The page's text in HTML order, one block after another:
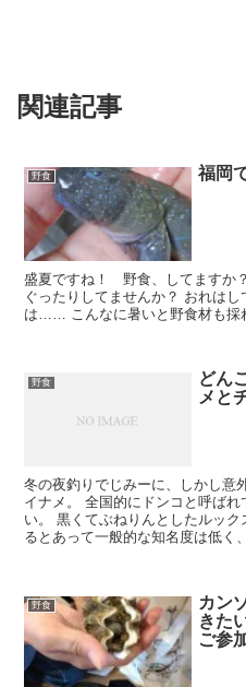
関連記事
野食 福岡
盛夏ですね！ 野食、してます
ぐったりしてませんか？ おれは
は…… こんなに暑いと野食材も採
野食
どん
メと
冬の夜釣りでじみーに、しかし意
イナメ。 全国的にドンコと呼ば
い。 黒くてぶねりんとしたルック
るとあって一般的な知名度は低く
野食
カン
きた
ご参